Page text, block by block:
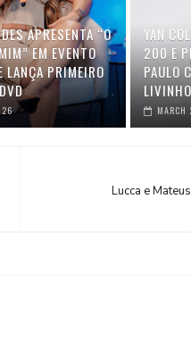
APRESENTA “O
EM EVENTO
LANÇA PRIMEIRO
YAN
200 E
PAULO
Lucca e